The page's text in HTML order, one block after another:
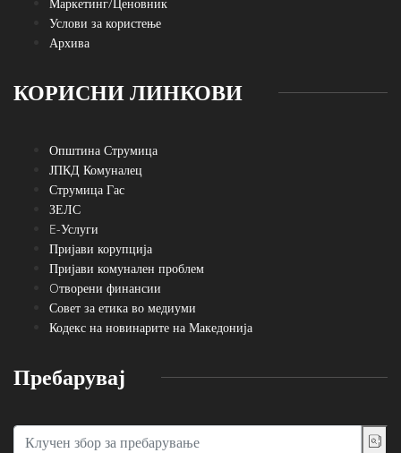
Услови за користење
Архива
КОРИСНИ ЛИНКОВИ
Општина Струмица
ЈПКД Комуналец
Струмица Гас
ЗЕЛС
E-Услуги
Пријави корупција
Пријави комунален проблем
Oтворени финансии
Совет за етика во медиуми
Кодекс на новинарите на Македонија
Пребарувај